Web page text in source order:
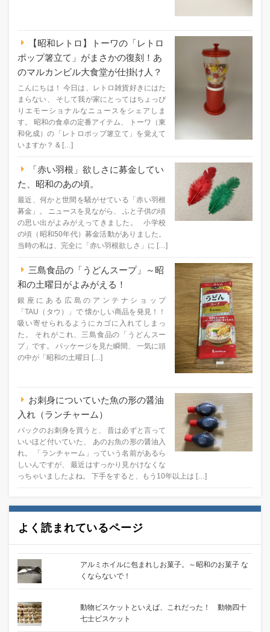
【昭和レトロ】トーワの「レトロ
ポップ箸立て」がまさかの復刻！あ
のマルカンビル大食堂が仕掛け人？
こんにちは！ 今日は、レトロ雑貨好きにはた
まらない、 そして我が家にとってはちょっぴ
りエモーショナルなニュースをシェアしま
す。 昭和の食卓の定番アイテム、 トーワ（東
和化成）の「レトロポップ箸立て」を覚えて
いますか？ & […]
「赤い羽根」欲しさに募金してい
た、昭和のあの頃。
最近、何かと世間を騒がせている「赤い羽根
募金」。 ニュースを見ながら、 ふと子供の頃
の思い出がよみがえってきました。 小学校
の頃（昭和50年代）募金活動がありました。
当時の私は、完全に「赤い羽根欲しさ」に […]
三島食品の「うどんスープ」～昭
和の土曜日がよみがえる！
銀座にある広島のアンテナショップ
「TAU（タウ）」で 懐かしい商品を発見！！
吸い寄せられるようにカゴに入れてしまっ
た。 それがこれ、三島食品の「うどんスー
プ」です。 パッケージを見た瞬間、 一気に頭
の中が「昭和の土曜日 […]
お刺身についていた魚の形の醤油
入れ（ランチャーム）
パックのお刺身を買うと、 昔は必ずと言って
いいほど付いていた、 あのお魚の形の醤油入
れ。 「ランチャーム」っていう名前があるら
しいんですが、 最近はすっかり見かけなくな
っちゃいましたよね。 下手をすると、もう10年以上は […]
よく読まれているページ
アルミホイルに包まれしお菓子。～昭和のお菓子 な
くならないで！
動物ビスケットといえば、これだった！ 動物四十
七士ビスケット